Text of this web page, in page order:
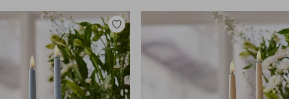
Zu
Favoriten
hinzufügen